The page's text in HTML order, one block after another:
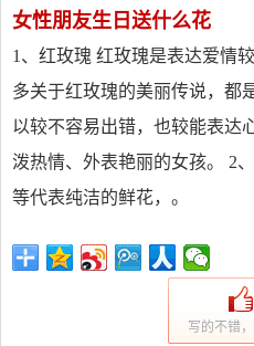
女性朋友生日送什么花
1、红玫瑰 红玫瑰是表达爱情
多关于红玫瑰的美丽传说，都
以较不容易出错，也较能表达
泼热情、外表艳丽的女孩。 2
等代表纯洁的鲜花，。
写的不错，